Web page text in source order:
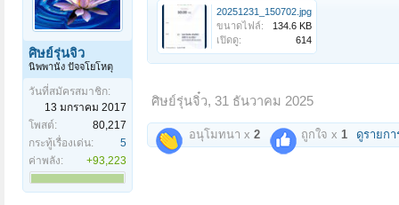
ศิษย์รุ่นจิ๋ว
นิพพานัง ปัจจโยโหตุ
วันที่สมัครสมาชิก:
13 มกราคม 2017
โพสต์:
80,217
กระทู้เรื่องเด่น:
5
ค่าพลัง:
+93,223
20251231_150702.jpg
ขนาดไฟล์:
134.6 KB
เปิดดู:
614
ศิษย์รุ่นจิ๋ว, 31 ธันวาคม 2025
อนุโมทนา x 2 ถูกใจ x 1 ดูรายกา